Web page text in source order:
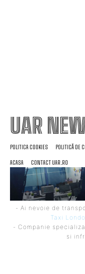
UAR
POLITICA COOKIES POLITICĂ DE
ACASA CONTACT UAR.RO
- Ai nevoie de
Taxi
- Companie
si